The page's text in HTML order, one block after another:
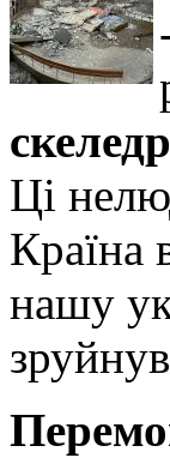
Ці
Країна
нашу